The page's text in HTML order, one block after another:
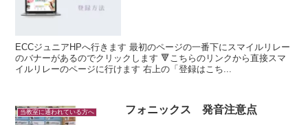
ECCジュニアHPへ行きます 最初のページの一番下にスマイルリレー
のバナーがあるのでクリックします 🔻こちらのリンクから直接スマ
イルリレーのページに行けます 右上の「登録はこち...
当教室に通われている方へ フォニックス 発音注意点